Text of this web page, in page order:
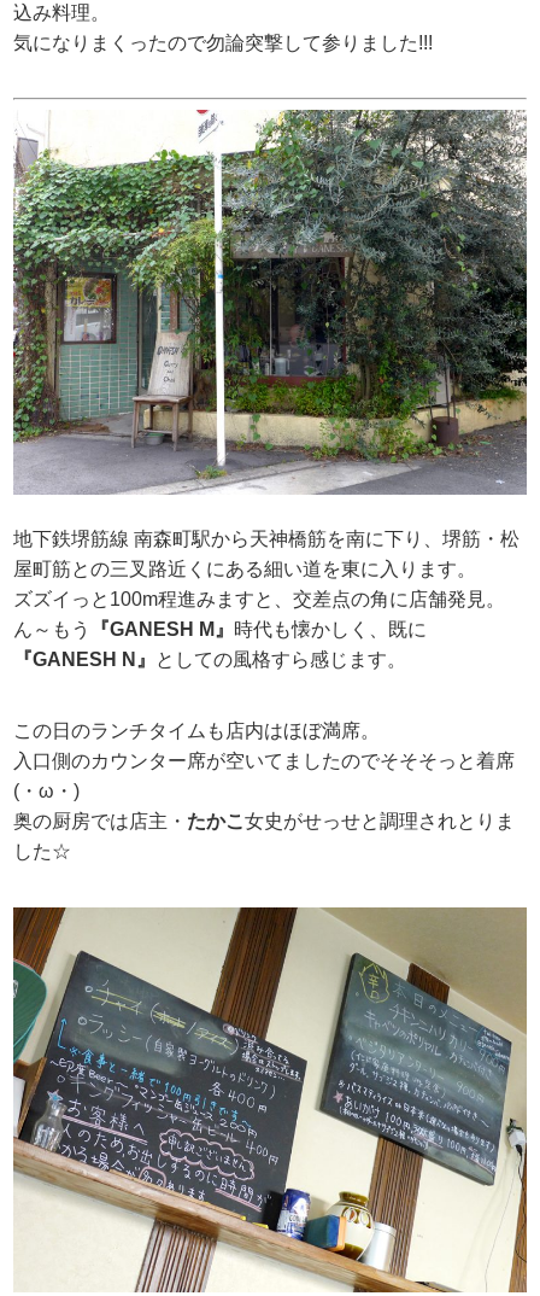
込み料理。
気になりまくったので勿論突撃して参りました!!!
地下鉄堺筋線 南森町駅から天神橋筋を南に下り、堺筋・松
屋町筋との三叉路近くにある細い道を東に入ります。
ズズイっと100m程進みますと、交差点の角に店舗発見。
ん～もう
『GANESH M』 時代も懐かしく、既に
『GANESH N』
としての風格すら感じます。
この日のランチタイムも店内はほぼ満席。
入口側のカウンター席が空いてましたのでそそそっと着席
(・ω・)
奥の厨房では店主・ たかこ女史がせっせと調理されとりま
した☆